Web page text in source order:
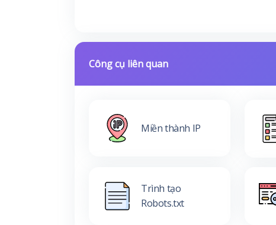
Công cụ liên quan
Miền thành IP
Trình tạo
Robots.txt